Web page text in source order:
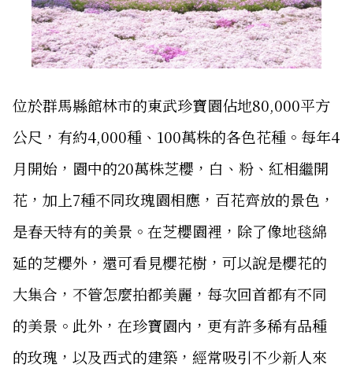
位於群馬縣館林市的東武珍寶園佔地80,000平方
公尺，有約4,000種、100萬株的各色花種。每年4
月開始，園中的20萬株芝櫻，白、粉、紅相繼開
花，加上7種不同玫瑰園相應，百花齊放的景色，
是春天特有的美景。在芝櫻園裡，除了像地毯綿
延的芝櫻外，還可看見櫻花樹，可以說是櫻花的
大集合，不管怎麼拍都美麗，每次回首都有不同
的美景。此外，在珍寶園內，更有許多稀有品種
的玫瑰，以及西式的建築，經常吸引不少新人來